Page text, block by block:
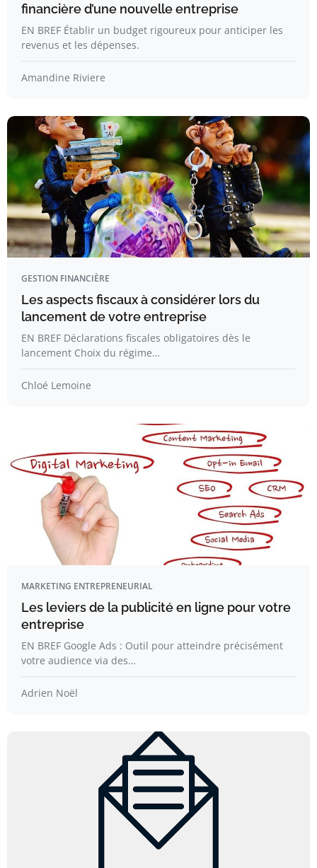
financière d’une nouvelle entreprise
EN BREF Établir un budget rigoureux pour anticiper les
revenus et les dépenses.
Amandine Riviere
GESTION FINANCIÈRE
Les aspects fiscaux à considérer lors du
lancement de votre entreprise
EN BREF Déclarations fiscales obligatoires dès le
lancement Choix du régime…
Chloé Lemoine
MARKETING ENTREPRENEURIAL
Les leviers de la publicité en ligne pour votre
entreprise
EN BREF Google Ads : Outil pour atteindre précisément
votre audience via des…
Adrien Noël